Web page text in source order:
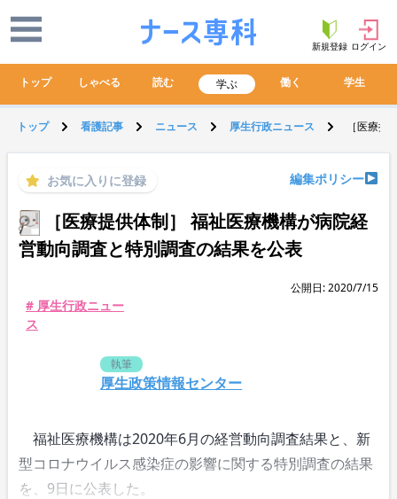
新規登録 ログイン
トップ しゃべる 読む 学ぶ 働く 学生
トップ 看護記事 ニュース 厚生行政ニュース ［医療
お気に入りに登録 編集ポリシー
［医療提供体制］ 福祉医療機構が病院経
営動向調査と特別調査の結果を公表
公開日: 2020/7/15
# 厚生行政ニュー
ス
執筆
厚生政策情報センター
福祉医療機構は2020年6月の経営動向調査結果と、新
型コロナウイルス感染症の影響に関する特別調査の結果
を、9日に公表した。